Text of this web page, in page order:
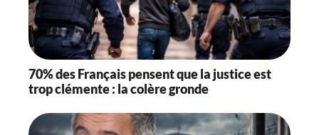
70% des Français pensent que la justice est
trop clémente : la colère gronde